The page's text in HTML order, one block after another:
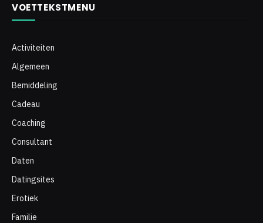
VOETTEKSTMENU
Activiteiten
Algemeen
Bemiddeling
Cadeau
Coaching
Consultant
Daten
Datingsites
Erotiek
Familie